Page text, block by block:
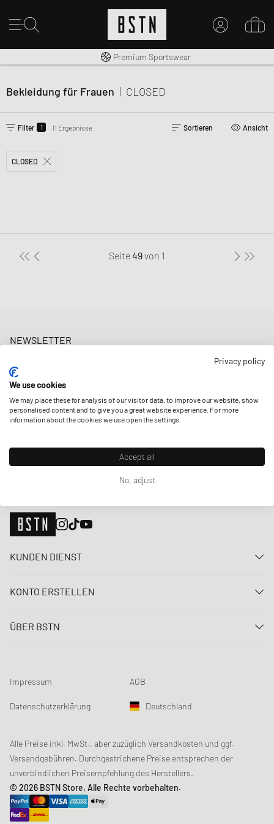
EINEN ACCOUNT ERSTELLEN
Kostenloser Versand nach DE ab € 70
Premium Sportswear
Bekleidung für Frauen | CLOSED
Filter 1 11 Ergebnisse Sortieren Ansicht
CLOSED
Seite49von 1
NEWSLETTER
Raffles & New Arrivals. Registriere dich jetzt!
E-Mail-Adresse
JETZT ANMELDEN
UNSERE STORES
KUNDEN DIENST
FAQ
Loyalty Program
Produktsicherheit
KONTO ERSTELLEN
Registrieren
Newsletter-Registrierung
Datenerfassung
ÜBER BSTN
Chronicles
Sustainability
Studentenrabatt: Unidays
Studentenrabatt: Studentbeans
Studentenrabatt: EDiU
Gutscheine & Aktionen
Impressum AGB
Datenschutzerklärung Deutschland
Alle Preise inkl. MwSt., aber zuzüglich Versandkosten und ggf.
Versandgebühren. Durchgestrichene Preise entsprechen der
unverbindlichen Preisempfehlung des Herstellers.
© 2026 BSTN Store, Alle Rechte vorbehalten.
Privacy policy
We use cookies
We may place these for analysis of our visitor data, to improve our website, show
personalised content and to give you a great website experience. For more
information about the cookies we use open the settings.
Accept all
No, adjust